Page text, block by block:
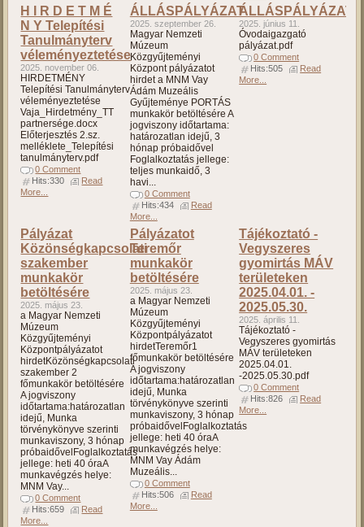
H I R D E T M É
N Y Telepítési
Tanulmányterv
véleményeztetése
2025. november 06.
HIRDETMÉNY
Telepítési Tanulmányterv
véleményeztetése
Vaja_Hirdetmény_TT
partnersége.docx
Előterjesztés 2.sz.
melléklete_Telepítési
tanulmányterv.pdf
0 Comment
Hits:330
Read
More...
ÁLLÁSPÁLYÁZAT
2025. szeptember 26.
Magyar Nemzeti
Múzeum
Közgyűjteményi
Központ pályázatot
hirdet a MNM Vay
Ádám Muzeális
Gyűjteménye PORTÁS
munkakör betöltésére A
jogviszony időtartama:
határozatlan idejű, 3
hónap próbaidővel
Foglalkoztatás jellege:
teljes munkaidő, 3
havi...
0 Comment
Hits:434
Read
More...
ÁLLÁSPÁLYÁZAT
2025. június 11.
Óvodaigazgató
pályázat.pdf
0 Comment
Hits:505
Read
More...
Pályázat
Közönségkapcsolati
szakember
munkakör
betöltésére
2025. május 23.
a Magyar Nemzeti
Múzeum
Közgyűjteményi
Központpályázatot
hirdetKözönségkapcsolati
szakember 2
főmunkakör betöltésére
A jogviszony
időtartama:határozatlan
idejű, Munka
törvénykönyve szerinti
munkaviszony, 3 hónap
próbaidővelFoglalkoztatás
jellege: heti 40 óraA
munkavégzés helye:
MNM Vay...
0 Comment
Hits:659
Read
More...
Pályázatot
Teremőr
munkakör
betöltésére
2025. május 23.
a Magyar Nemzeti
Múzeum
Közgyűjteményi
Központpályázatot
hirdetTeremőr1
főmunkakör betöltésére
A jogviszony
időtartama:határozatlan
idejű, Munka
törvénykönyve szerinti
munkaviszony, 3 hónap
próbaidővelFoglalkoztatás
jellege: heti 40 óraA
munkavégzés helye:
MNM Vay Ádám
Muzeális...
0 Comment
Hits:506
Read
More...
Tájékoztató -
Vegyszeres
gyomirtás MÁV
területeken
2025.04.01. -
2025.05.30.
2025. április 11.
Tájékoztató -
Vegyszeres gyomirtás
MÁV területeken
2025.04.01.
-2025.05.30.pdf
0 Comment
Hits:826
Read
More...